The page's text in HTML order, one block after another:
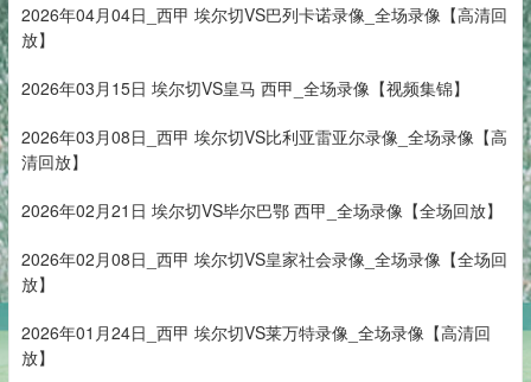
2026年04月04日_西甲 埃尔切VS巴列卡诺录像_全场录像【高清回
放】
2026年03月15日 埃尔切VS皇马 西甲_全场录像【视频集锦】
2026年03月08日_西甲 埃尔切VS比利亚雷亚尔录像_全场录像【高
清回放】
2026年02月21日 埃尔切VS毕尔巴鄂 西甲_全场录像【全场回放】
2026年02月08日_西甲 埃尔切VS皇家社会录像_全场录像【全场回
放】
2026年01月24日_西甲 埃尔切VS莱万特录像_全场录像【高清回
放】